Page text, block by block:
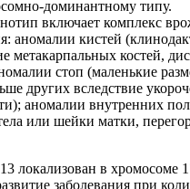
доминантному типу.
включает комплекс
аномалии кистей
метакарпальных костей,
стоп (маленькие
других вследствие
аномалии внутренних
или шейки матки,
локализован в хромосоме
заболевания при